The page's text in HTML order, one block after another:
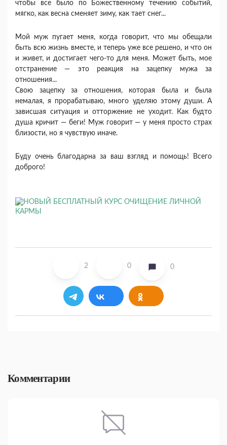
чтобы все было по Божественному течению событий,
мягко, как весна сменяет зиму, как тает снег...
Мой муж пугает меня, когда говорит, что мы обещали
быть всю жизнь вместе, и теперь уже все решено, и что он
и живет, и достигает чего-то для меня. Может быть, мое
отстранение — это реакция на зацепку мужа за
отношения...
Свою зацепку за отношения, которая была и была
немалая, я прорабатываю, много уделяю этому души. А
зависшая ситуация и отторжение не уходит. Как будто
душа кричит — беги! Муж говорит — у меня просто страх
близости, но я чувствую иначе.
Буду очень благодарна за ваш взгляд и помощь! Всего
доброго!
2 0 0
Комментарии